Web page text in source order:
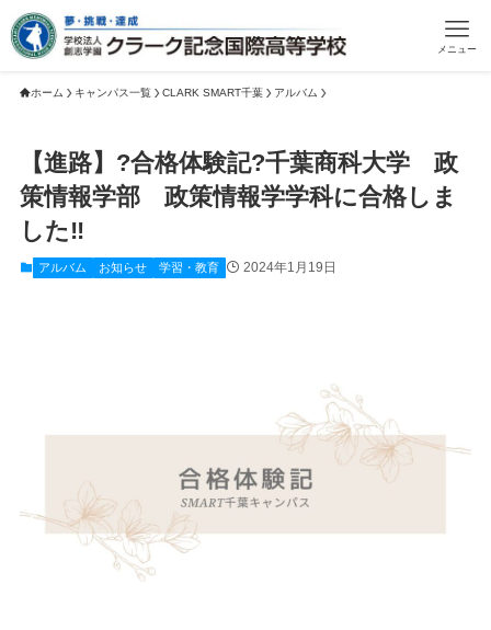
メニュー
ホーム キャンパス一覧 CLARK SMART千葉 アルバム
【進路】?合格体験記?千葉商科大学 政
策情報学部 政策情報学学科に合格しま
した‼
アルバム お知らせ 学習・教育 2024年1月19日